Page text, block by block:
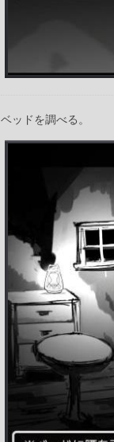
ベッドを調べる。